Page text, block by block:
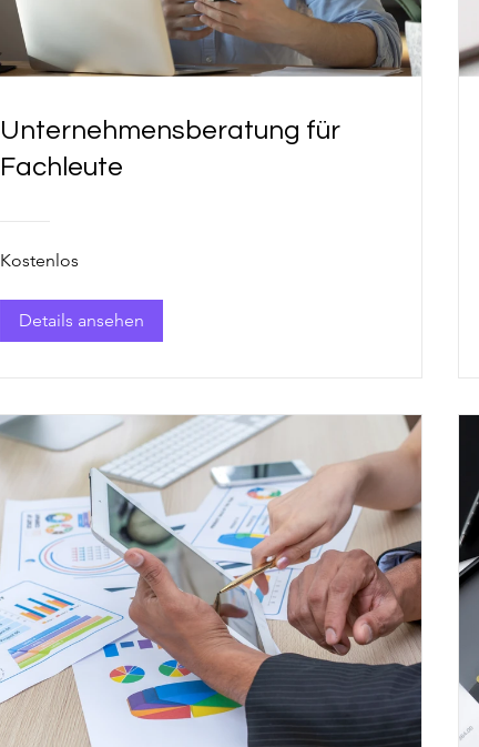
Unternehmensberatung für
Fachleute
Kostenlos
Details ansehen